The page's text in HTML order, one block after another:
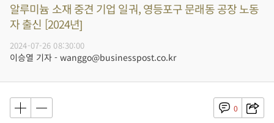
알루미늄 소재 중견 기업 일궈, 영등포구 문래동 공장 노동
자 출신 [2024년]
2024-07-26 08:30:00
이승열 기자 - wanggo@businesspost.co.kr
0